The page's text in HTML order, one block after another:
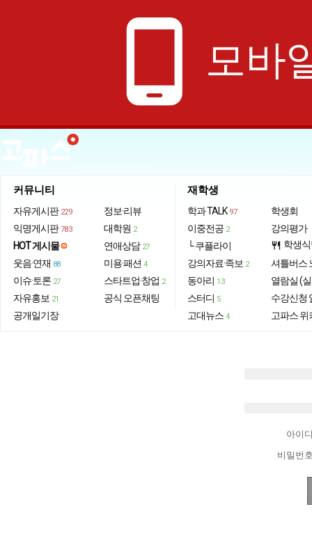
phone_android 모바
커뮤니티
자유게시판 229
익명게시판 783
HOT 게시물
웃음·연재 88
이슈·토론 27
자유홍보 21
공개일기장
정보·리뷰
대학원 2
연애상담 27
미용·패션 4
스타트업·창업 2
공식 오픈채팅
재학생
학과 TALK 97
이중전공 2
└ 쿠플라이
강의자료·족보 2
동아리 13
스터디 5
고대뉴스 4
학생회
강의평가
restaurant 학생
셔틀버스
열람실 (
수강신청
고파스 위
아이
비밀번